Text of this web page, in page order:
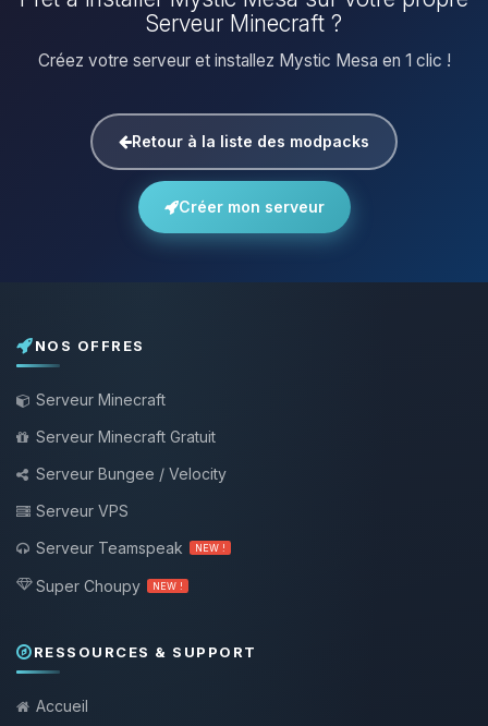
Serveur Minecraft ?
Créez votre serveur et installez Mystic Mesa en 1 clic !
Retour à la liste des modpacks
Créer mon serveur
NOS OFFRES
Serveur Minecraft
Serveur Minecraft Gratuit
Serveur Bungee / Velocity
Serveur VPS
Serveur Teamspeak
NEW !
Super Choupy NEW !
RESSOURCES & SUPPORT
Accueil